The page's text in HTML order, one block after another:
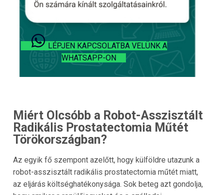
LÉPJEN KAPCSOLATBA VELÜNK A
WHATSAPP-ON
Miért Olcsóbb a Robot-Asszisztált
Radikális Prostatectomia Műtét
Törökországban?
Az egyik fő szempont azelőtt, hogy külföldre utazunk a
robot-asszisztált radikális prostatectomia műtét miatt,
az eljárás költséghatékonysága. Sok beteg azt gondolja,